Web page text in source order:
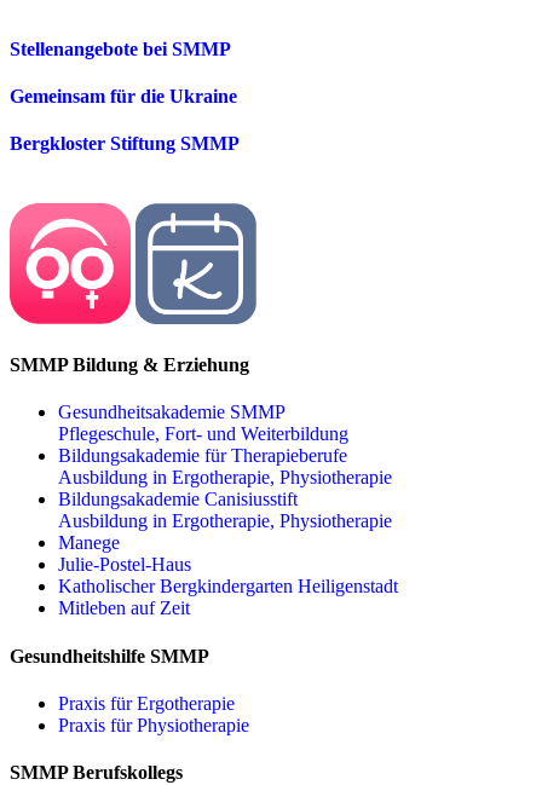
Stellenangebote bei SMMP
Gemeinsam für die Ukraine
Bergkloster Stiftung SMMP
SMMP Bildung & Erziehung
Gesundheitsakademie SMMP
Pflegeschule, Fort- und Weiterbildung
Bildungsakademie für Therapieberufe
Ausbildung in Ergotherapie, Physiotherapie
Bildungsakademie Canisiusstift
Ausbildung in Ergotherapie, Physiotherapie
Manege
Julie-Postel-Haus
Katholischer Bergkindergarten Heiligenstadt
Mitleben auf Zeit
Gesundheitshilfe SMMP
Praxis für Ergo­therapie
Praxis für Physio­therapie
SMMP Berufskollegs